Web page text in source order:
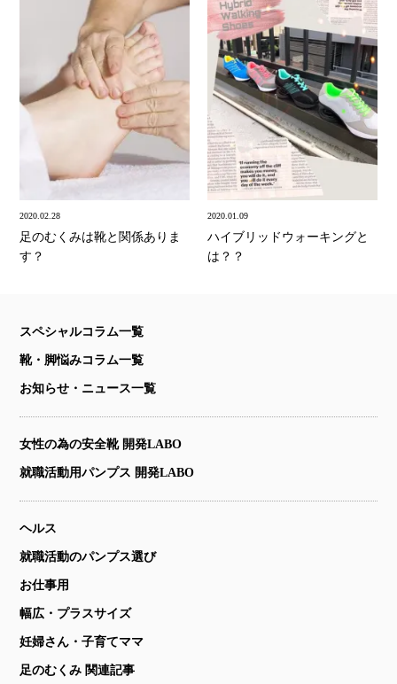
2020.02.28
足のむくみは靴と関係ありま
す？
2020.01.09
ハイブリッドウォーキングと
は？？
スペシャルコラム一覧
靴・脚悩みコラム一覧
お知らせ・ニュース一覧
女性の為の安全靴 開発LABO
就職活動用パンプス 開発LABO
ヘルス
就職活動のパンプス選び
お仕事用
幅広・プラスサイズ
妊婦さん・子育てママ
足のむくみ 関連記事